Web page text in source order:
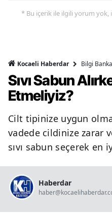
* Bu içerik ile ilgili yorum yok,
Kocaeli Haberdar Bilgi
Sıvı Sabun
Etmeliyiz?
Cilt tipinize uygun
vadede cildinize zarar
sıvı sabun seçerek
Haberdar